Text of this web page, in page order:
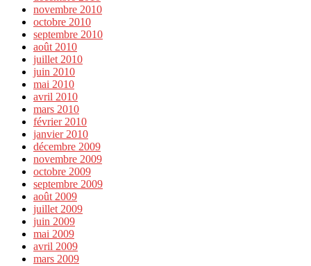
novembre 2010
octobre 2010
septembre 2010
août 2010
juillet 2010
juin 2010
mai 2010
avril 2010
mars 2010
février 2010
janvier 2010
décembre 2009
novembre 2009
octobre 2009
septembre 2009
août 2009
juillet 2009
juin 2009
mai 2009
avril 2009
mars 2009